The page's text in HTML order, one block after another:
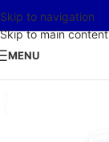
Skip to navigation
Skip to main content
MENU